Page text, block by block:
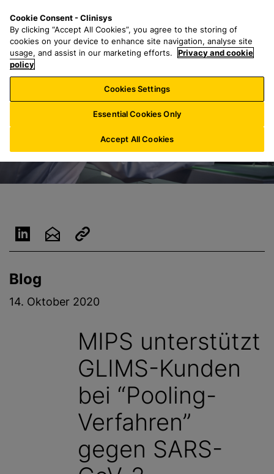
l
a
r
h
f
o
:
n
u
Blog
14. Oktober 2020
MIPS unterstützt
GLIMS-Kunden
bei “Pooling-
Verfahren”
gegen SARS-
Cookie Consent - Clinisys
By clicking “Accept All Cookies”, you agree to the storing of
cookies on your device to enhance site navigation, analyse site
usage, and assist in our marketing efforts.
Privacy and cookie
policy
Cookies Settings
Essential Cookies Only
Accept All Cookies